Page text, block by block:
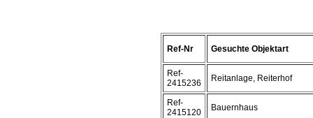
Ref-Nr Gesuchte Objektart
Ref-
2415236
Reitanlage, Reiterhof
Ref-
2415120
Bauernhaus